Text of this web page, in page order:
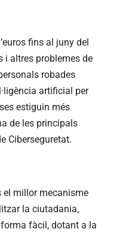
fins al juny del
i altres problemes de
robades
artificial per
estiguin més
de les principals
Ciberseguretat.
el millor mecanisme
la ciutadania,
fàcil, dotant a la